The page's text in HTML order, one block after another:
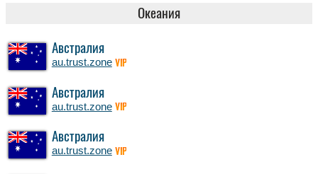
Океания
Австралия
au.trust.zone VIP
Австралия
au.trust.zone VIP
Австралия
au.trust.zone VIP